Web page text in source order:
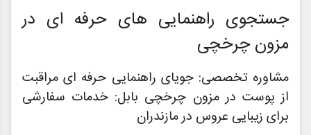
جستجوی راهنمایی های حرفه ای در
مزون چرخچی
مشاوره تخصصی: جویای راهنمایی حرفه ای مراقبت
از پوست در مزون چرخچی بابل: خدمات سفارشی
برای زیبایی عروس در مازندران